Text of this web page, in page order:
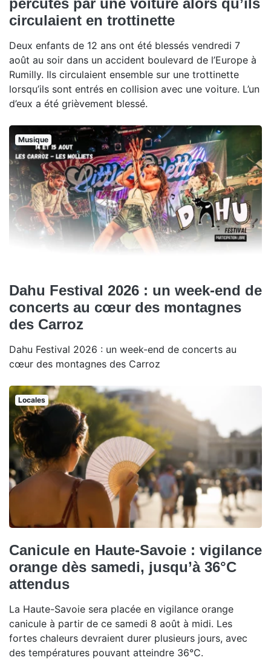
percutés par une voiture alors qu’ils
circulaient en trottinette
Deux enfants de 12 ans ont été blessés vendredi 7
août au soir dans un accident boulevard de l’Europe à
Rumilly. Ils circulaient ensemble sur une trottinette
lorsqu’ils sont entrés en collision avec une voiture. L’un
d’eux a été grièvement blessé.
Musique
Dahu Festival 2026 : un week-end de
concerts au cœur des montagnes
des Carroz
Dahu Festival 2026 : un week-end de concerts au
cœur des montagnes des Carroz
Locales
Canicule en Haute-Savoie : vigilance
orange dès samedi, jusqu’à 36°C
attendus
La Haute-Savoie sera placée en vigilance orange
canicule à partir de ce samedi 8 août à midi. Les
fortes chaleurs devraient durer plusieurs jours, avec
des températures pouvant atteindre 36°C.